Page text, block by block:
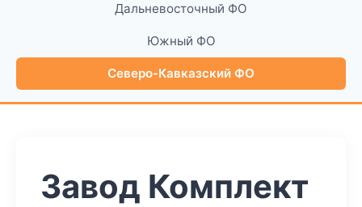
Дальневосточный ФО
Южный ФО
Северо-Кавказский ФО
Завод Комплект